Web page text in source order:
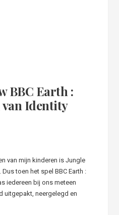
BBC Earth :
Identity
van mijn kinderen is Jungle
toen het spel BBC Earth :
iedereen bij ons meteen
uitgepakt, neergelegd en